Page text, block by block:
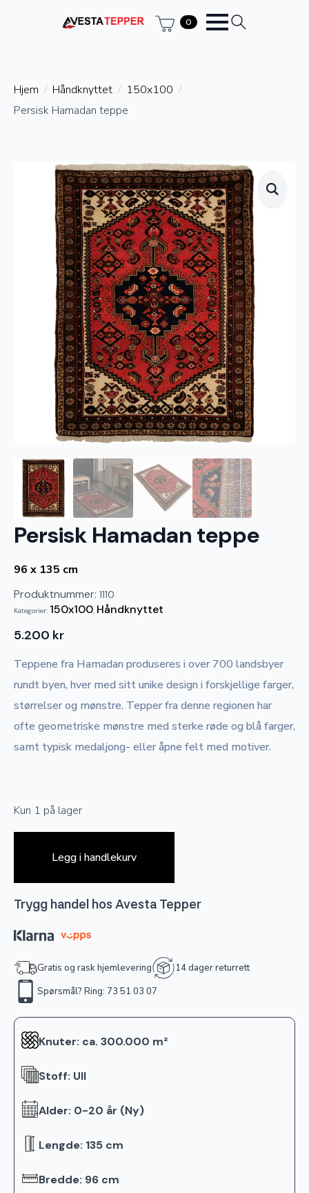
0
Hjem Håndknyttet
150x100
Persisk Hamadan teppe
Persisk Hamadan teppe
96 x 135 cm
Produktnummer: 1110
Kategorier: 150x100, Håndknyttet
5.200 kr
Teppene fra Hamadan produseres i over 700 landsbyer
rundt byen, hver med sitt unike design i forskjellige farger,
størrelser og mønstre. Tepper fra denne regionen har
ofte geometriske mønstre med sterke røde og blå farger,
samt typisk medaljong- eller åpne felt med motiver.
Kun 1 på lager
Legg i handlekurv
Trygg handel hos Avesta Tepper
Gratis og rask hjemlevering
14 dager returrett
Spørsmål? Ring: 73 51 03 07
Knuter: ca. 300.000 m²
Stoff: Ull
Alder: 0-20 år (Ny)
Lengde: 135 cm
Bredde: 96 cm